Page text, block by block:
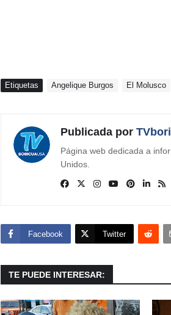
Etiquetas Angelique Burgos El Molusco
Publicada por
Página web dedicada a
Unidos.
Facebook Twitter
TE PUEDE INTERESAR: